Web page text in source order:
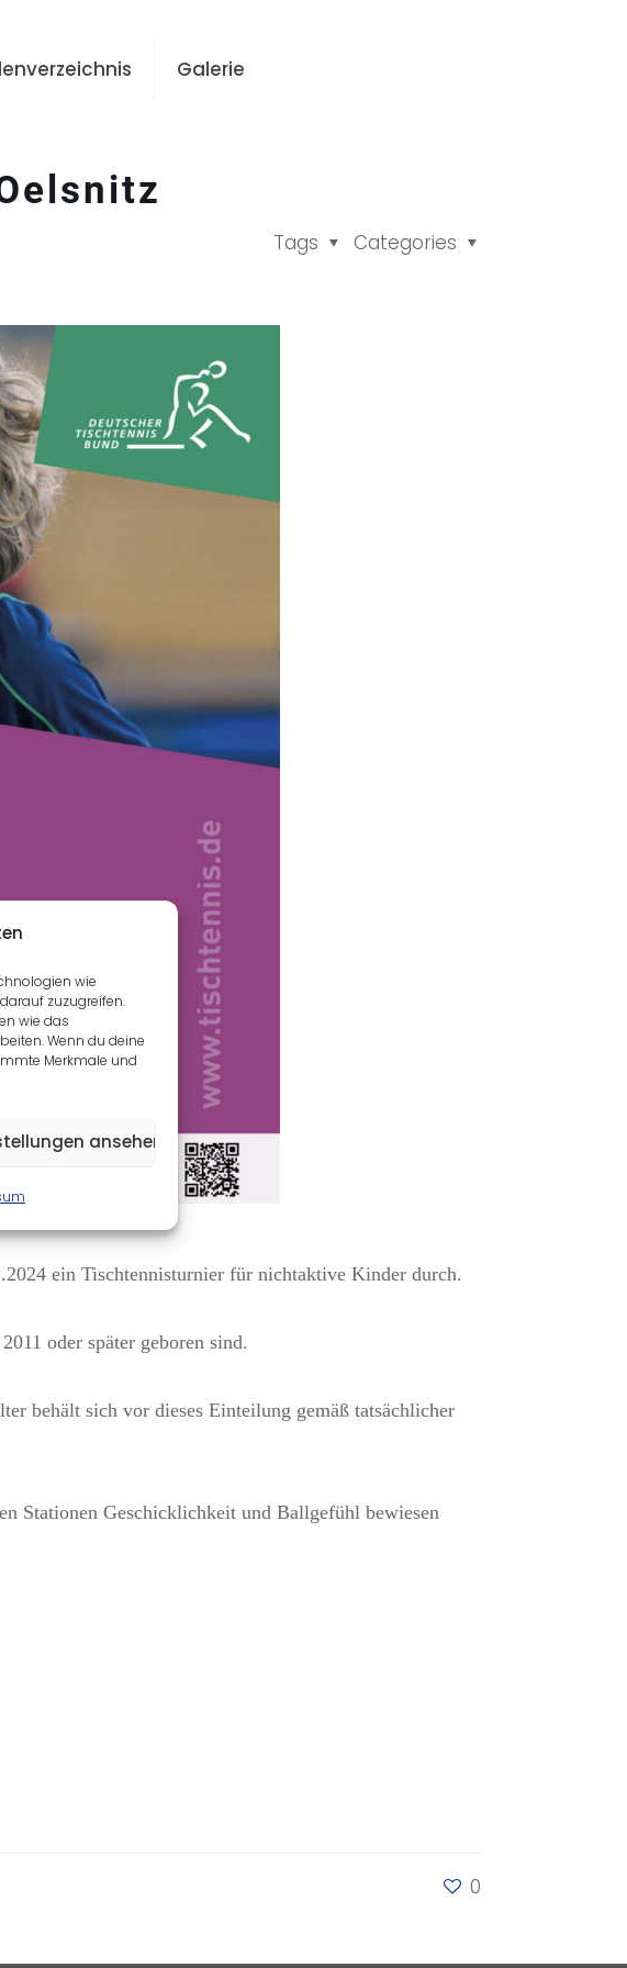
wie
zuzugreifen.
wie das
Wenn du deine
Merkmale und
ansehen
Galerie
Categories
Tags
ein Tischtennisturnier für nichtaktive Kinder durch.
oder später geboren sind.
behält sich vor dieses Einteilung gemäß tatsächlicher
Stationen Geschicklichkeit und Ballgefühl bewiesen
0